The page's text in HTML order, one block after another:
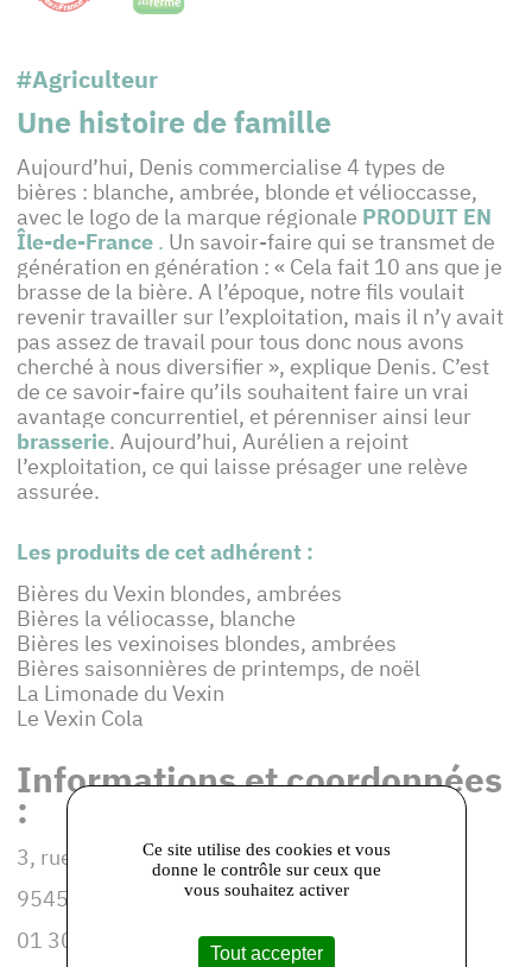
#Agriculteur
Une histoire de famille
Aujourd’hui, Denis commercialise 4 types de
bières : blanche, ambrée, blonde et vélioccasse,
avec le logo de la marque régionale PRODUIT EN
Île-de-France . Un savoir-faire qui se transmet de
génération en génération : « Cela fait 10 ans que je
brasse de la bière. A l’époque, notre fils voulait
revenir travailler sur l’exploitation, mais il n’y avait
pas assez de travail pour tous donc nous avons
cherché à nous diversifier », explique Denis. C’est
de ce savoir-faire qu’ils souhaitent faire un vrai
avantage concurrentiel, et pérenniser ainsi leur
brasserie. Aujourd’hui, Aurélien a rejoint
l’exploitation, ce qui laisse présager une relève
assurée.
Les produits de cet adhérent :
Bières du Vexin blondes, ambrées
Bières la véliocasse, blanche
Bières les vexinoises blondes, ambrées
Bières saisonnières de printemps, de noël
La Limonade du Vexin
Le Vexin Cola
Informations et coordonnées
:
3, rue de la Croix des Ruelles
95450 THEMERICOURT
01 30 39 24 43
Ce site utilise des cookies et vous
donne le contrôle sur ceux que
vous souhaitez activer
Tout accepter